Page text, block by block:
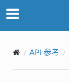
API 参考